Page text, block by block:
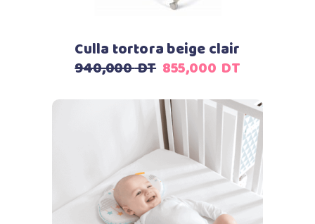
Culla tortora beige clair
940,000DT Le
initial
était :
940,000
DT.
855,000 DTLe
actuel
est :
855,000
DT.
Ajouter au panier